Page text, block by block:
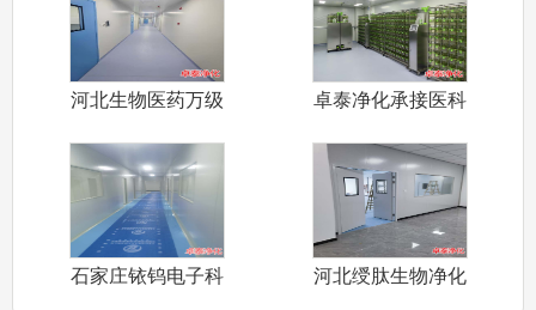
河北生物医药万级
卓泰净化承接医科
石家庄铱钨电子科
河北绶肽生物净化